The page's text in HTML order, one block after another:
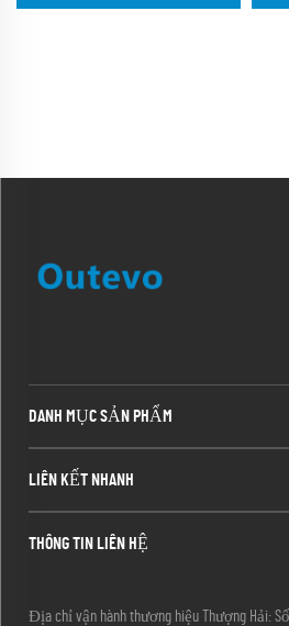
DANH MỤC SẢN PHẨM
LIÊN KẾT NHANH
THÔNG TIN LIÊN HỆ
Địa chỉ vận hành thương hiệu Thượng Hải: